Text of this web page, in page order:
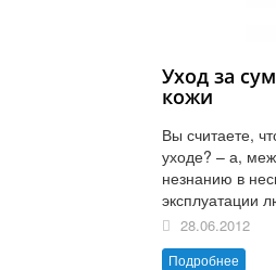
Уход за
кожи
Вы считаете,
уходе? – а,
незнанию в
эксплуатации
28.06.2012
Подробнее